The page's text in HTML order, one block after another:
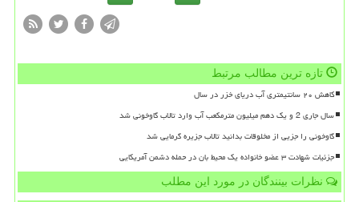
تازه ترین مطالب مرتبط
کاهش ۲۰ سانتیمتری آب دریای خزر در سال
سال جاری 2 و یک دهم میلیون مترمکعب آب وارد تالاب گاوخونی شد
گاوخونی را جزیی از مخلوقات بدانید تالاب جزیره گرمایی شد
جزئیات شهادت ۳ عضو خانواده یک محیط بان در حمله دشمن آمریکایی
نظرات بینندگان در مورد این مطلب